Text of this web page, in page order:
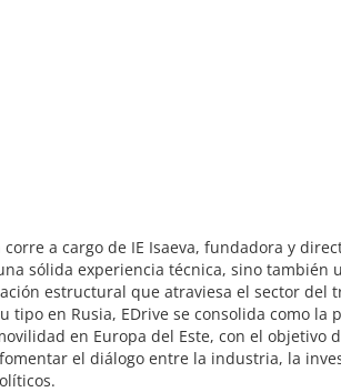
corre a cargo de IE Isaeva, fundadora y
sólida experiencia técnica, sino también
estructural que atraviesa el sector del
tipo en Rusia, EDrive se consolida como la
en Europa del Este, con el objetivo
el diálogo entre la industria, la